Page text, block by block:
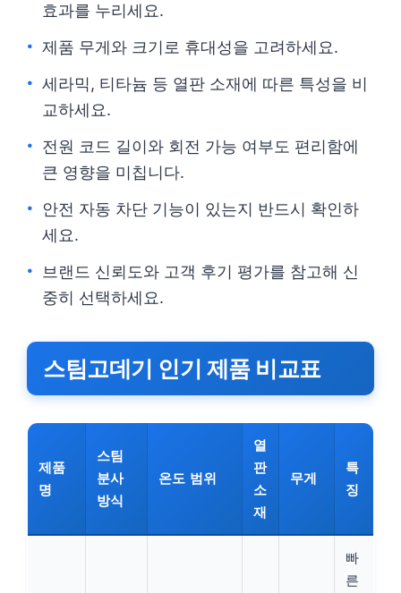
효과를 누리세요.
제품 무게와 크기로 휴대성을 고려하세요.
세라믹, 티타늄 등 열판 소재에 따른 특성을 비
교하세요.
전원 코드 길이와 회전 가능 여부도 편리함에
큰 영향을 미칩니다.
안전 자동 차단 기능이 있는지 반드시 확인하
세요.
브랜드 신뢰도와 고객 후기 평가를 참고해 신
중히 선택하세요.
스팀고데기 인기 제품 비교표
제품
명
스팀
분사
방식
온도 범위
열
판
소
재
무게
특
징
빠
른